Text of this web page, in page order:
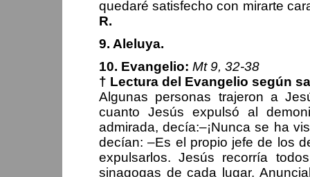
quedaré satisfecho con mirarte
R.
9. Aleluya.
10. Evangelio: Mt 9, 32-38
† Lectura del Evangelio según
Algunas personas trajeron a
cuanto Jesús expulsó al
admirada, decía:–¡Nunca se ha
decían: –Es el propio jefe de los
expulsarlos. Jesús recorría
sinagogas de cada lugar.